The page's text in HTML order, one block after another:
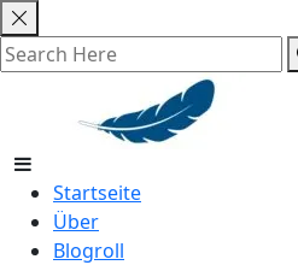
Skip
to
content
Startseite
Über
Blogroll